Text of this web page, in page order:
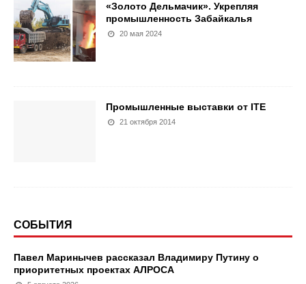
«Золото Дельмачик». Укрепляя
промышленность Забайкалья
20 мая 2024
Промышленные выставки от ITE
21 октября 2014
СОБЫТИЯ
Павел Маринычев рассказал Владимиру Путину о
приоритетных проектах АЛРОСА